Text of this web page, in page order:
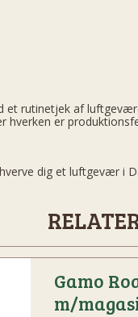
et rutinetjek af
hverken er
dig et luftgevær i
Gamo
m/